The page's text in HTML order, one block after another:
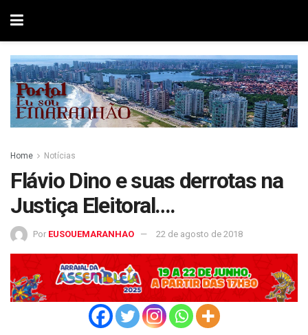
Home Notícias
Flávio Dino e suas derrotas na
Justiça Eleitoral….
Por EUSOUEMARANHAO 22 de agosto de 2018